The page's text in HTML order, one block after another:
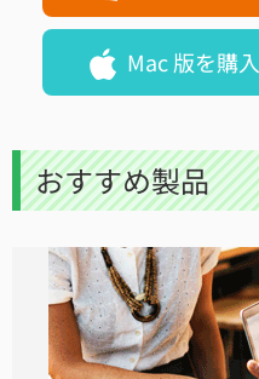
Mac 版を購入
おすすめ製品